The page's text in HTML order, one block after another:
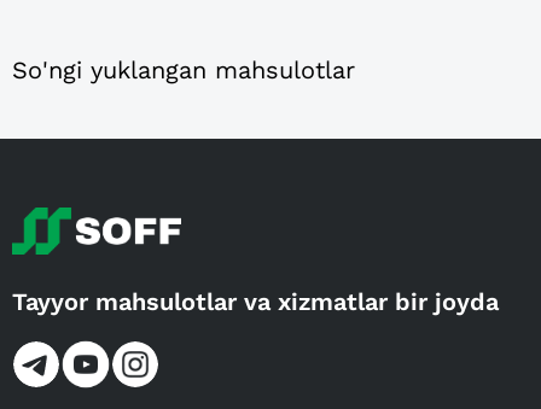
So'ngi yuklangan mahsulotlar
Tayyor mahsulotlar va xizmatlar bir joyda